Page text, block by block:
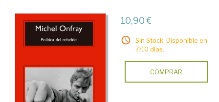
10,90 €
Sin Stock. Disponible en
7/10 días.
COMPRAR